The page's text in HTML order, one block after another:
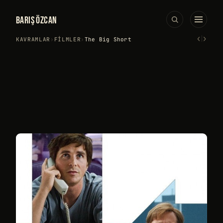
BARIŞ ÖZCAN
KAVRAMLAR › FILMLER › The Big Short ‹›